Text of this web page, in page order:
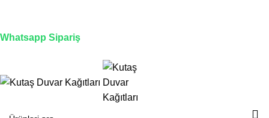
Whatsapp Sipariş